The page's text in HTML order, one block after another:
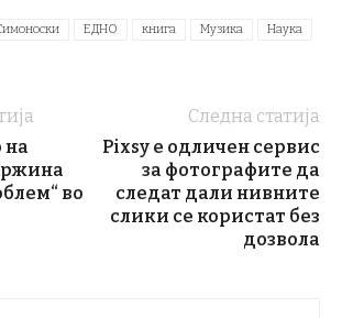
ЕДНО книга Музика
Наука
на
во
Следна статија
Pixsy е одличен сервис
за фотографите да
следат дали нивните
слики се користат без
дозвола